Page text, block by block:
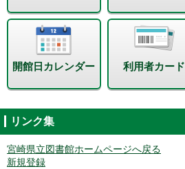
開館日カレンダー 利用者カード
リンク集
宮崎県立図書館ホームページへ戻る
新規登録